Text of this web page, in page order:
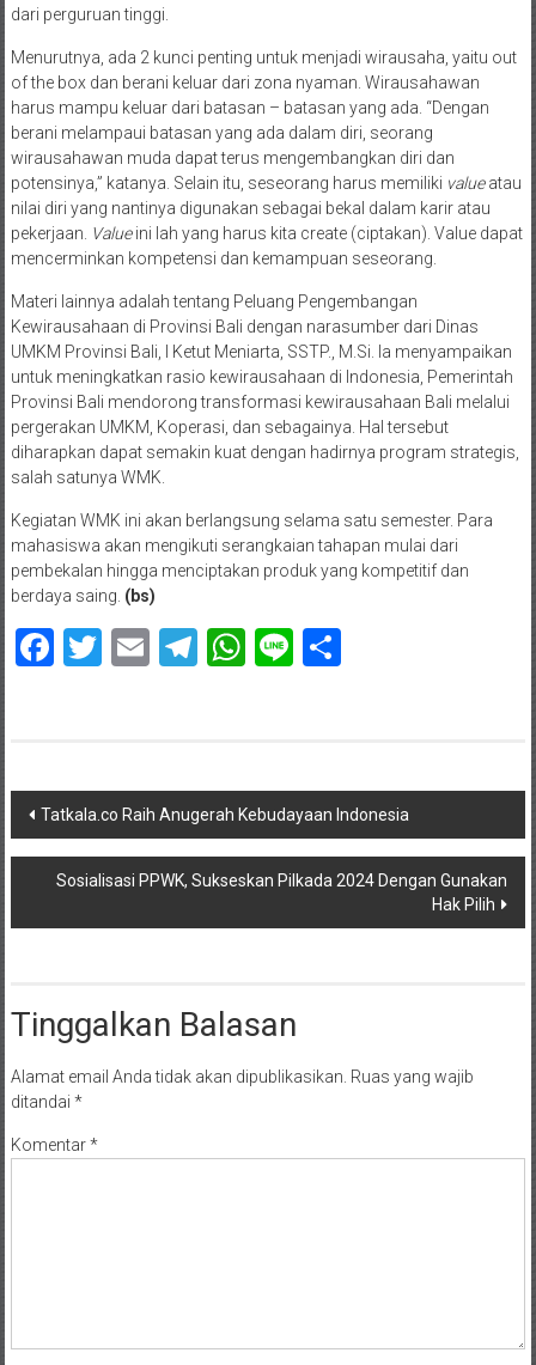
dari perguruan tinggi.
Menurutnya, ada 2 kunci penting untuk menjadi wirausaha, yaitu out
of the box dan berani keluar dari zona nyaman. Wirausahawan
harus mampu keluar dari batasan – batasan yang ada. “Dengan
berani melampaui batasan yang ada dalam diri, seorang
wirausahawan muda dapat terus mengembangkan diri dan
potensinya,” katanya. Selain itu, seseorang harus memiliki valueatau
nilai diri yang nantinya digunakan sebagai bekal dalam karir atau
pekerjaan. Valueini lah yang harus kita create (ciptakan). Value dapat
mencerminkan kompetensi dan kemampuan seseorang.
Materi lainnya adalah tentang Peluang Pengembangan
Kewirausahaan di Provinsi Bali dengan narasumber dari Dinas
UMKM Provinsi Bali, I Ketut Meniarta, SSTP., M.Si. Ia menyampaikan
untuk meningkatkan rasio kewirausahaan di Indonesia, Pemerintah
Provinsi Bali mendorong transformasi kewirausahaan Bali melalui
pergerakan UMKM, Koperasi, dan sebagainya. Hal tersebut
diharapkan dapat semakin kuat dengan hadirnya program strategis,
salah satunya WMK.
Kegiatan WMK ini akan berlangsung selama satu semester. Para
mahasiswa akan mengikuti serangkaian tahapan mulai dari
pembekalan hingga menciptakan produk yang kompetitif dan
berdaya saing. (bs)
Facebook
Twitter
EmailTelegram
WhatsApp
LineShare
Navigasi
pos
Tatkala.co Raih Anugerah Kebudayaan Indonesia
Sosialisasi PPWK, Sukseskan Pilkada 2024 Dengan Gunakan
Hak Pilih
Tinggalkan Balasan
Alamat email Anda tidak akan dipublikasikan. Ruas yang wajib
ditandai *
Komentar*